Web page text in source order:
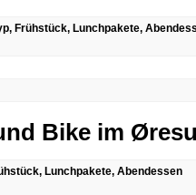
Frühstück, Lunchpakete,
Bike im
Lunchpakete, Abendessen